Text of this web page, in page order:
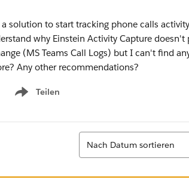
solution to start tracking phone calls activity
why Einstein Activity Capture doesn't
(MS Teams Call Logs) but I can't find
Any other recommendations?
Teilen
Show menu
Sortieren
Nach Datum sortieren